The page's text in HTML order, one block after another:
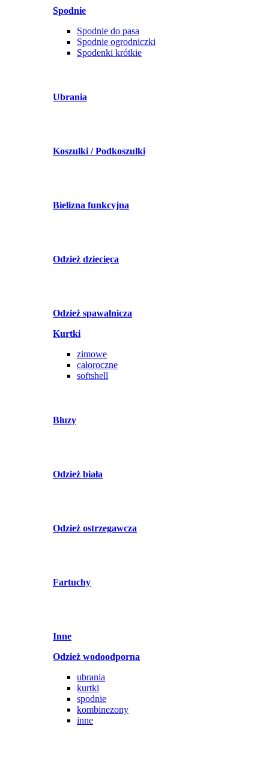
Spodnie
Spodnie do pasa
Spodnie ogrodniczki
Spodenki krótkie
Ubrania
Koszulki / Podkoszulki
Bielizna funkcyjna
Odzież dziecięca
Odzież spawalnicza
Kurtki
zimowe
całoroczne
softshell
Bluzy
Odzież biała
Odzież ostrzegawcza
Fartuchy
Inne
Odzież wodoodporna
ubrania
kurtki
spodnie
kombinezony
inne